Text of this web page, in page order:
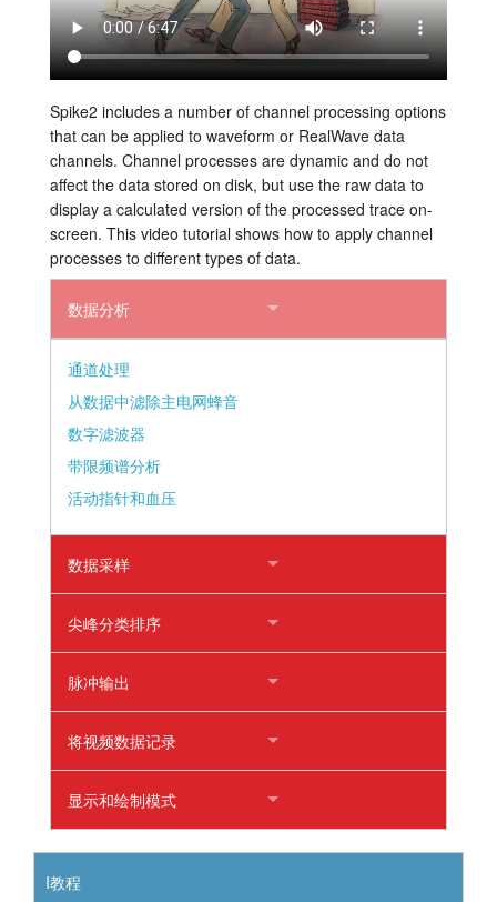
经销商
Spike2 includes a number of channel processing options
that can be applied to waveform or RealWave data
channels. Channel processes are dynamic and do not
affect the data stored on disk, but use the raw data to
display a calculated version of the processed trace on-
screen. This video tutorial shows how to apply channel
processes to different types of data.
数据分析
通道处理
从数据中滤除主电网蜂音
数字滤波器
带限频谱分析
活动指针和血压
数据采样
尖峰分类排序
脉冲输出
将视频数据记录
显示和绘制模式
I教程